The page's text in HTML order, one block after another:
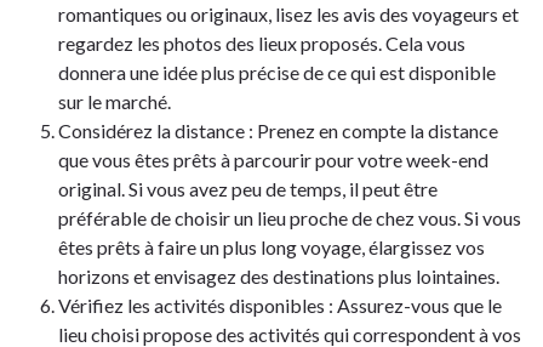
romantiques ou originaux, lisez les avis des voyageurs et
regardez les photos des lieux proposés. Cela vous
donnera une idée plus précise de ce qui est disponible
sur le marché.
Considérez la distance : Prenez en compte la distance
que vous êtes prêts à parcourir pour votre week-end
original. Si vous avez peu de temps, il peut être
préférable de choisir un lieu proche de chez vous. Si vous
êtes prêts à faire un plus long voyage, élargissez vos
horizons et envisagez des destinations plus lointaines.
Vérifiez les activités disponibles : Assurez-vous que le
lieu choisi propose des activités qui correspondent à vos